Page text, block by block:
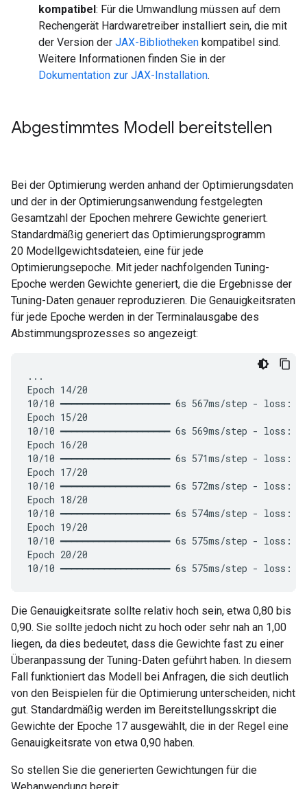
kompatibel: Für die Umwandlung müssen auf dem
Rechengerät Hardwaretreiber installiert sein, die mit
der Version der JAX-Bibliotheken kompatibel sind.
Weitere Informationen finden Sie in der
Dokumentation zur JAX-Installation.
Abgestimmtes Modell bereitstellen
Bei der Optimierung werden anhand der Optimierungsdaten
und der in der Optimierungsanwendung festgelegten
Gesamtzahl der Epochen mehrere Gewichte generiert.
Standardmäßig generiert das Optimierungsprogramm
20 Modellgewichtsdateien, eine für jede
Optimierungsepoche. Mit jeder nachfolgenden Tuning-
Epoche werden Gewichte generiert, die die Ergebnisse der
Tuning-Daten genauer reproduzieren. Die Genauigkeitsraten
für jede Epoche werden in der Terminalausgabe des
Abstimmungsprozesses so angezeigt:
...
Epoch 14/20
10/10 ━━━━━━━━━━━━━━━━━━━━ 6s 567ms/step -
Epoch 15/20
10/10 ━━━━━━━━━━━━━━━━━━━━ 6s 569ms/step -
Epoch 16/20
10/10 ━━━━━━━━━━━━━━━━━━━━ 6s 571ms/step -
Epoch 17/20
10/10 ━━━━━━━━━━━━━━━━━━━━ 6s 572ms/step -
Epoch 18/20
10/10 ━━━━━━━━━━━━━━━━━━━━ 6s 574ms/step -
Epoch 19/20
10/10 ━━━━━━━━━━━━━━━━━━━━ 6s 575ms/step -
Epoch 20/20
Die Genauigkeitsrate sollte relativ hoch sein, etwa 0,80 bis
0,90. Sie sollte jedoch nicht zu hoch oder sehr nah an 1,00
liegen, da dies bedeutet, dass die Gewichte fast zu einer
Überanpassung der Tuning-Daten geführt haben. In diesem
Fall funktioniert das Modell bei Anfragen, die sich deutlich
von den Beispielen für die Optimierung unterscheiden, nicht
gut. Standardmäßig werden im Bereitstellungsskript die
Gewichte der Epoche 17 ausgewählt, die in der Regel eine
Genauigkeitsrate von etwa 0,90 haben.
So stellen Sie die generierten Gewichtungen für die
Webanwendung bereit: